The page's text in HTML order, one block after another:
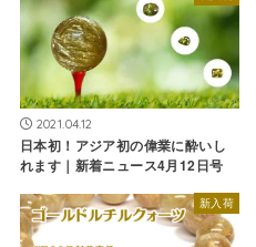
2021.04.12
日本初！アジア初の偉業に酔いし
れます｜新着ニュース4月12日号
新入荷